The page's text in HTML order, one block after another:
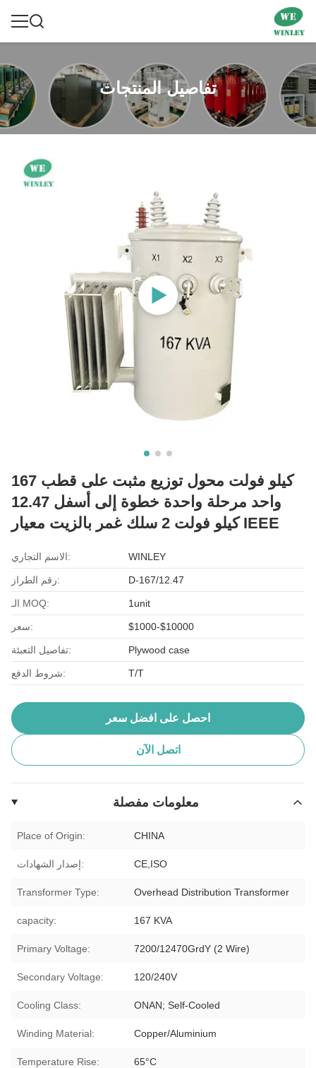
تفاصيل المنتجات
167 كيلو فولت محول توزيع مثبت على قطب
واحد مرحلة واحدة خطوة إلى أسفل 12.47
كيلو فولت 2 سلك غمر بالزيت معيار IEEE
الاسم التجاري: WINLEY
رقم الطراز: D-167/12.47
الـ MOQ: 1unit
سعر: $1000-$10000
تفاصيل التعبئة: Plywood case
شروط الدفع: T/T
احصل على افضل سعر
اتصل الآن
معلومات مفصلة
Place of Origin: CHINA
إصدار الشهادات: CE,ISO
Transformer Type: Overhead Distribution Transformer
capacity: 167 KVA
Primary Voltage: 7200/12470GrdY (2 Wire)
Secondary Voltage: 120/240V
Cooling Class: ONAN; Self-Cooled
Winding Material: Copper/Aluminium
Temperature Rise: 65°C